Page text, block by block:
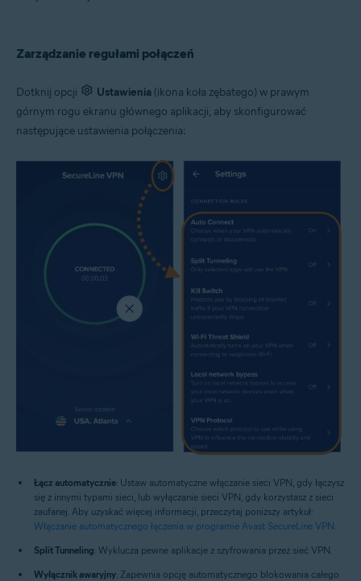
Zarządzanie regułami połączeń
Dotknij opcji Ustawienia (ikona koła zębatego) w prawym
górnym rogu ekranu głównego aplikacji, aby skonfigurować
następujące ustawienia połączenia:
Łącz automatycznie: Ustaw automatyczne włączanie sieci VPN, gdy łączysz
się z innymi typami sieci, lub wyłączanie sieci VPN, gdy korzystasz z sieci
zaufanej. Aby uzyskać więcej informacji, przeczytaj poniższy artykuł:
Włączanie automatycznego łączenia w programie Avast SecureLine VPN
Split Tunneling: Wyklucza pewne aplikacje z szyfrowania przez sieć VPN.
Wyłącznik awaryjny: Zapewnia opcję automatycznego blokowania całego